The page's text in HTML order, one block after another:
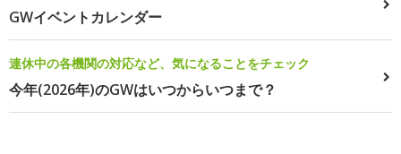
GWイベントカレンダー
連休中の各機関の対応など、気になることをチェック
今年(2026年)のGWはいつからいつまで？